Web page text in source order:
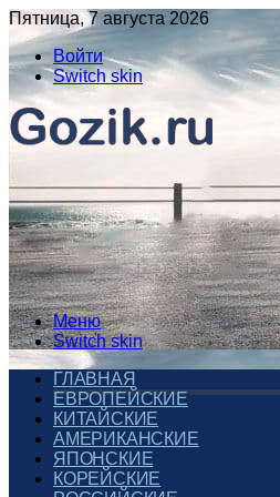
Пятница, 7 августа 2026
Войти
Switch skin
Меню
Switch skin
ГЛАВНАЯ
ЕВРОПЕЙСКИЕ
КИТАЙСКИЕ
АМЕРИКАНСКИЕ
ЯПОНСКИЕ
КОРЕЙСКИЕ